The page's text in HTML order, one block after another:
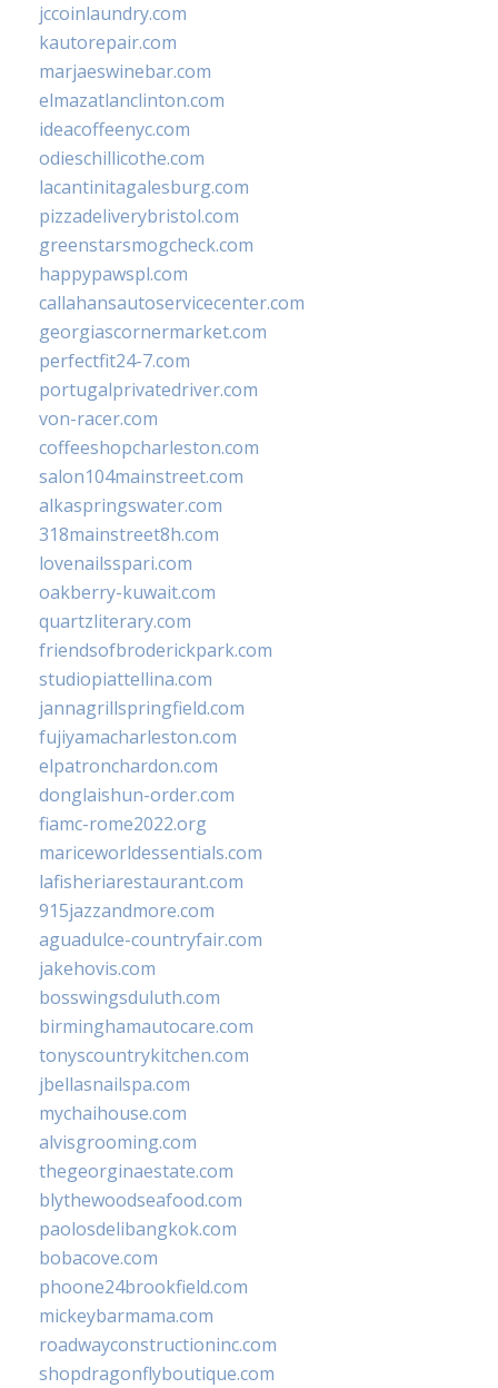
jccoinlaundry.com
kautorepair.com
marjaeswinebar.com
elmazatlanclinton.com
ideacoffeenyc.com
odieschillicothe.com
lacantinitagalesburg.com
pizzadeliverybristol.com
greenstarsmogcheck.com
happypawspl.com
callahansautoservicecenter.com
georgiascornermarket.com
perfectfit24-7.com
portugalprivatedriver.com
von-racer.com
coffeeshopcharleston.com
salon104mainstreet.com
alkaspringswater.com
318mainstreet8h.com
lovenailsspari.com
oakberry-kuwait.com
quartzliterary.com
friendsofbroderickpark.com
studiopiattellina.com
jannagrillspringfield.com
fujiyamacharleston.com
elpatronchardon.com
donglaishun-order.com
fiamc-rome2022.org
mariceworldessentials.com
lafisheriarestaurant.com
915jazzandmore.com
aguadulce-countryfair.com
jakehovis.com
bosswingsduluth.com
birminghamautocare.com
tonyscountrykitchen.com
jbellasnailspa.com
mychaihouse.com
alvisgrooming.com
thegeorginaestate.com
blythewoodseafood.com
paolosdelibangkok.com
bobacove.com
phoone24brookfield.com
mickeybarmama.com
roadwayconstructioninc.com
shopdragonflyboutique.com